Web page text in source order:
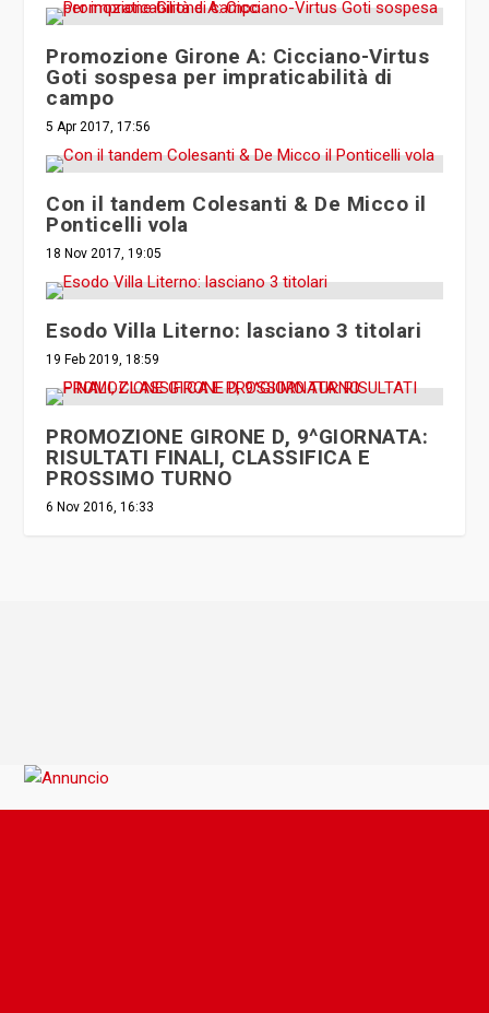
Promozione Girone A: Cicciano-Virtus
Goti sospesa per impraticabilità di
campo
5 Apr 2017, 17:56
Con il tandem Colesanti & De Micco il
Ponticelli vola
18 Nov 2017, 19:05
Esodo Villa Literno: lasciano 3 titolari
19 Feb 2019, 18:59
PROMOZIONE GIRONE D, 9^GIORNATA:
RISULTATI FINALI, CLASSIFICA E
PROSSIMO TURNO
6 Nov 2016, 16:33